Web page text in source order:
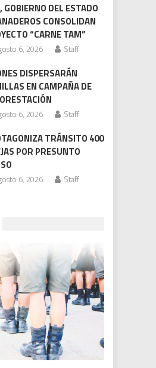
GOBIERNO DEL ESTADO
CONSOLIDAN
“CARNE TAM”
6, 2026 Staff
DISPERSARÁN
EN CAMPAÑA DE
6, 2026 Staff
TRÁNSITO 400
POR PRESUNTO
6, 2026 Staff